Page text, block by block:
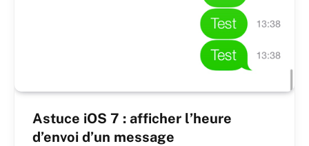
Astuce iOS 7 : afficher l’heure
d’envoi d’un message